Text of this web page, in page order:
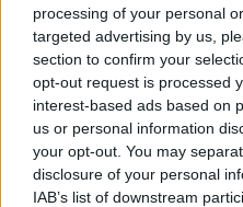
processing of your personal
targeted advertising by us,
section to confirm your
opt-out request is processed
interest-based ads based on
us or personal information
your opt-out. You may
disclosure of your personal
IAB’s list of downstream
SHOWBIZ
Σταματίνα Τσιμτσιλή: Το
δεν θα φορέσω ποτέ
θα βαφτώ